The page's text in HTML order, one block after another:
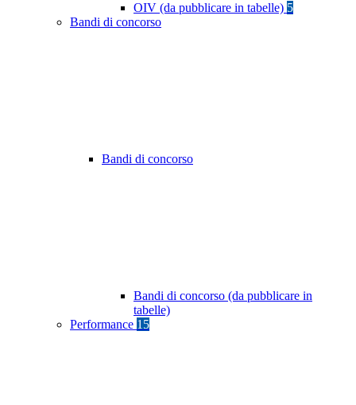
OIV (da pubblicare in tabelle) 5
Bandi di concorso
Bandi di concorso
Bandi di concorso (da pubblicare in
tabelle)
Performance 15